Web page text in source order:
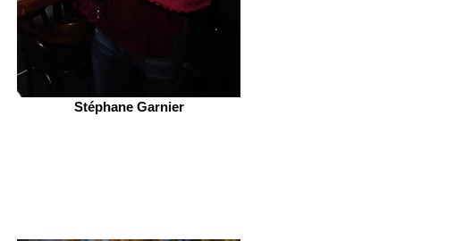
Stéphane Garnier